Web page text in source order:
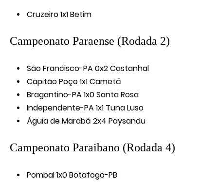
Cruzeiro 1x1 Betim
Campeonato Paraense (Rodada 2)
São Francisco-PA 0x2 Castanhal
Capitão Poço 1x1 Cametá
Bragantino-PA 1x0 Santa Rosa
Independente-PA 1x1 Tuna Luso
Águia de Marabá 2x4 Paysandu
Campeonato Paraibano (Rodada 4)
Pombal 1x0 Botafogo-PB